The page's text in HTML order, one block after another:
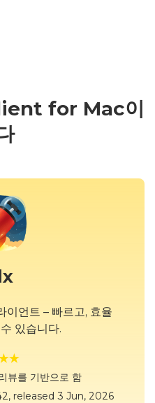
for Mac이
이언트 – 빠르고, 효율
있습니다.
뷰를 기반으로 함
, released 3 Jun, 2026